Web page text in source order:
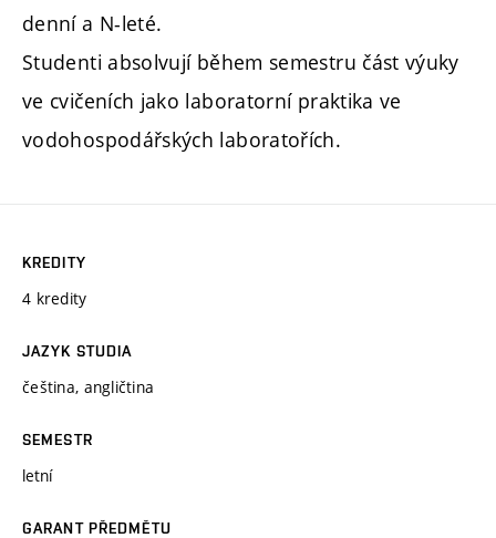
denní a N-leté.
Studenti absolvují během semestru část výuky
ve cvičeních jako laboratorní praktika ve
vodohospodářských laboratořích.
KREDITY
4 kredity
JAZYK STUDIA
čeština, angličtina
SEMESTR
letní
GARANT PŘEDMĚTU